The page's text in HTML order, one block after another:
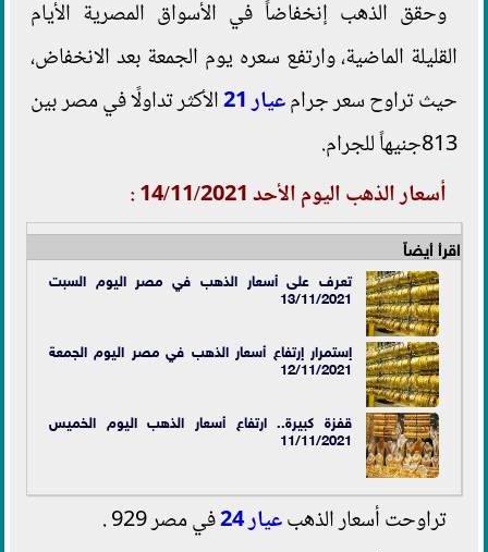
وحقق الذهب إنخفاضاً في الأسواق المصرية الأيام
القليلة الماضية، وارتفع سعره يوم الجمعة بعد الانخفاض،
حيث تراوح سعر جرامعيار 21
الأكثر تداولًا في مصر بين
813جنيهاً للجرام.
أسعار الذهب اليوم الأحد 14/11/2021 :
اقرأ أيضاً
تعرف على أسعار الذهب في مصر اليوم السبت
13/11/2021
إستمرار إرتفاع أسعار الذهب في مصر اليوم الجمعة
12/11/2021
قفزة كبيرة.. ارتفاع أسعار الذهب اليوم الخميس
11/11/2021
تراوحت أسعار الذهبعيار 24
في مصر 929 .